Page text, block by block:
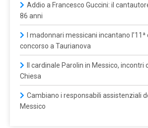
Addio a Francesco Guccini: il
86 anni
I madonnari messicani incantano l’11ª
concorso a Taurianova
Il cardinale Parolin in Messico, incontri
Chiesa
Cambiano i responsabili assistenziali
Messico